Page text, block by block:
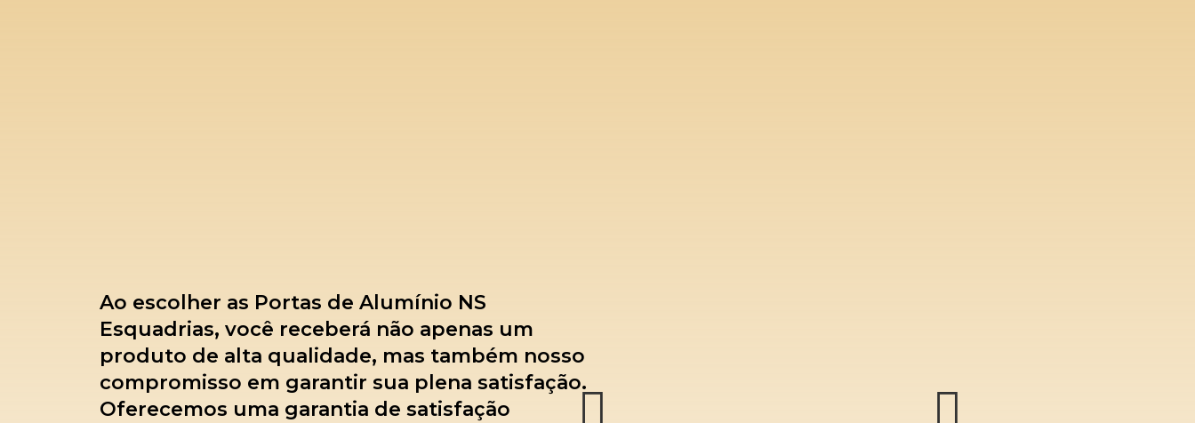
Ao escolher as Portas de Alumínio NS
Esquadrias, você receberá não apenas um
produto de alta qualidade, mas também nosso
compromisso em garantir sua plena satisfação.
Oferecemos uma garantia de satisfação